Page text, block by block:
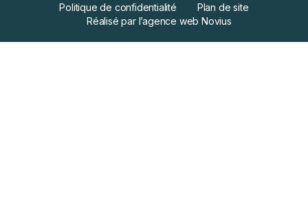
Politique de confidentialité
Plan de site
Réalisé par l’agence web Novius